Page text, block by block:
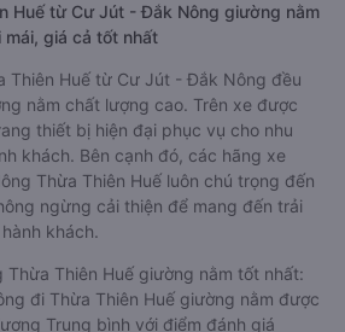
Huế từ Cư Jút - Đắk Nông giường nằm
giá cả tốt nhất
Thiên Huế từ Cư Jút - Đắk Nông đều
nằm chất lượng cao. Trên xe được
thiết bị hiện đại phục vụ cho nhu
khách. Bên cạnh đó, các hãng xe
Thừa Thiên Huế luôn chú trọng đến
ngừng cải thiện để mang đến trải
khách.
Thiên Huế giường nằm tốt nhất:
đi Thừa Thiên Huế giường nằm được
Trung bình với điểm đánh giá